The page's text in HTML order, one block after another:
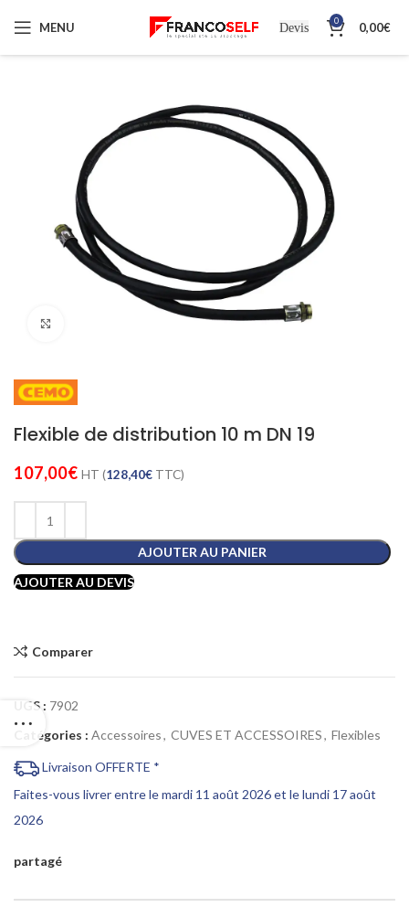
MENU Devis 0 0,00€
Flexible de distribution 10 m DN 19
107,00€ HT (128,40€ TTC)
AJOUTER AU PANIER
AJOUTER AU DEVIS
Comparer
UGS : 7902
Catégories : Accessoires, CUVES ET ACCESSOIRES, Flexibles
Livraison OFFERTE *
Faites-vous livrer entre le mardi 11 août 2026 et le lundi 17 août
2026
partagé